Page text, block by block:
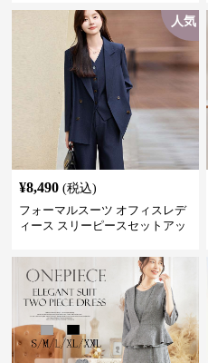
人気
¥8,490 (税込)
フォーマルスーツ オフィスレデ
ィース スリーピースセットアッ